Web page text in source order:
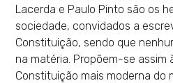
Lacerda e Paulo Pinto são os
sociedade, convidados a
Constituição, sendo que
na matéria. Propõem-se assim
Constituição mais moderna do